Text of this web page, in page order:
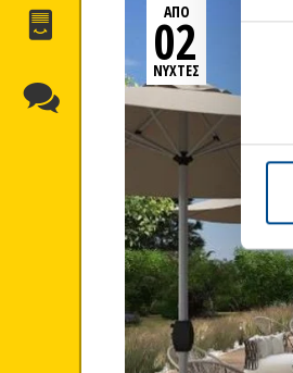
ΈΝΤΥΠΑ
ΕΠΙΚΟΙΝΩΝΊΑ
ΑΠΟ
02
ΝΥΧΤΕΣ